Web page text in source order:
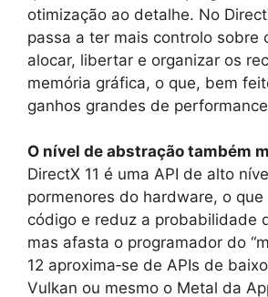
otimização ao detalhe. No
passa a ter mais controlo sobre
alocar, libertar e organizar os
memória gráfica, o que, bem
ganhos grandes de
O nível de abstração também
DirectX 11 é uma API de alto
pormenores do hardware, o
código e reduz a probabilidade
mas afasta o programador do
12 aproxima‑se de APIs de
Vulkan ou mesmo o Metal da